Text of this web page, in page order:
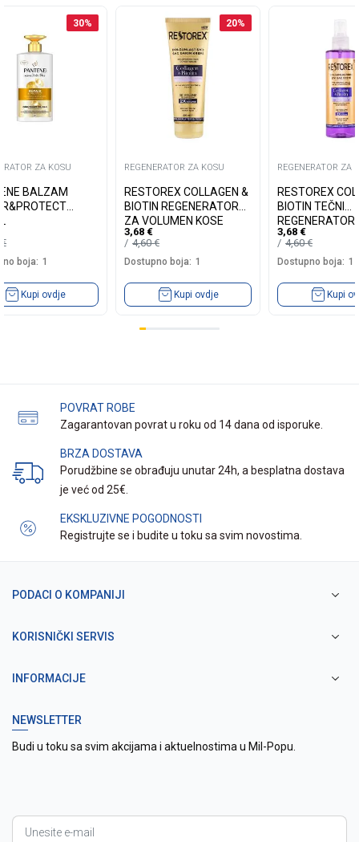
30%
ZA KOSU
BALZAM
€
boja: 1
Kupi ovdje
20%
REGENERATOR ZA KOSU
RESTOREX COLLAGEN &
BIOTIN REGENERATOR
ZA VOLUMEN KOSE
250ML
3,68 €
4,60€
Dostupno boja: 1
Kupi ovdje
REGENERATOR ZA
RESTOREX
BIOTIN TEČNI
VOLUMEN
3,68 €
4,60€
Dostupno boja: 1
Kupi
POVRAT ROBE
Zagarantovan povrat u roku od 14 dana od isporuke.
BRZA DOSTAVA
Porudžbine se obrađuju unutar 24h, a besplatna dostava
je već od 25€.
EKSKLUZIVNE POGODNOSTI
Registrujte se i budite u toku sa svim novostima.
PODACI O KOMPANIJI
KORISNIČKI SERVIS
INFORMACIJE
NEWSLETTER
Budi u toku sa svim akcijama i aktuelnostima u Mil-Popu.